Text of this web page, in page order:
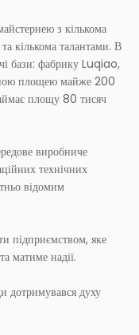
з кількома
кількома талантами. В
бази: фабрику Luqiao,
площею майже 200
площу 80 тисяч
виробниче
технічних
відомим
підприємством, яке
матиме надії.
дотримувався духу